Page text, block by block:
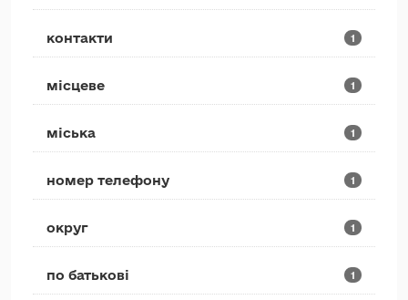
контакти 1
місцеве 1
міська 1
номер телефону 1
округ 1
по батькові 1